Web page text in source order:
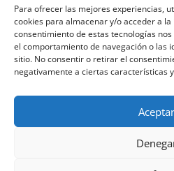
Para ofrecer las mejores experiencias,
cookies para almacenar y/o acceder a
consentimiento de estas tecnologías
el comportamiento de navegación o las
sitio. No consentir o retirar el
negativamente a ciertas características
Aceptar
Política de
Formulario de Datos
Métodos de pago SEQURA
Formulario de
Formulario de
Formulario uso de imagen